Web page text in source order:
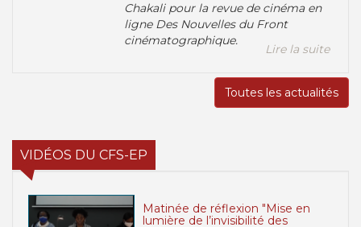
Chakali pour la revue de cinéma en
ligne Des Nouvelles du Front
cinématographique.
Lire la suite
Toutes les actualités
VIDÉOS DU CFS-EP
Matinée de réflexion "Mise en
lumière de l’invisibilité des